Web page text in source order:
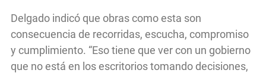
Delgado indicó que obras como esta son
consecuencia de recorridas, escucha, compromiso
y cumplimiento. “Eso tiene que ver con un gobierno
que no está en los escritorios tomando decisiones,